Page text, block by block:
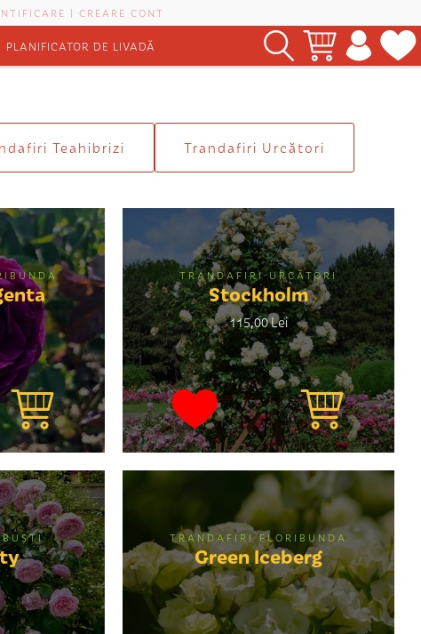
| CREARE CONT
PLANIFICATOR DE LIVADĂ
Teahibrizi Trandafiri Urcători
TRANDAFIRI URCĂTORI
Stockholm
115,00 Lei
TRANDAFIRI FLORIBUNDA
Green Iceberg